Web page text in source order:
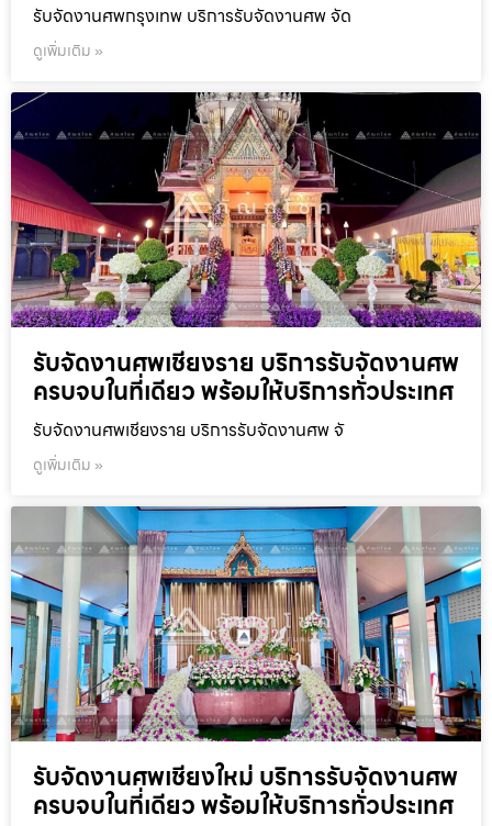
รับจัดงานศพกรุงเทพ บริการรับจัดงานศพ จัด
ดูเพิ่มเติม »
รับจัดงานศพเชียงราย บริการรับจัดงานศพ
ครบจบในที่เดียว พร้อมให้บริการทั่วประเทศ
รับจัดงานศพเชียงราย บริการรับจัดงานศพ จั
ดูเพิ่มเติม »
รับจัดงานศพเชียงใหม่ บริการรับจัดงานศพ
ครบจบในที่เดียว พร้อมให้บริการทั่วประเทศ